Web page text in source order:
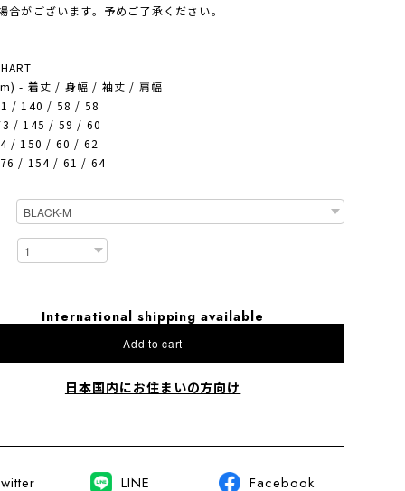
合がございます。予めご了承ください。
- 着丈 / 身幅 / 袖丈 / 肩幅
/ 140 / 58 / 58
/ 145 / 59 / 60
/ 150 / 60 / 62
76 / 154 / 61 / 64
International shipping available
Add to cart
日本国内にお住まいの方向け
LINE Facebook